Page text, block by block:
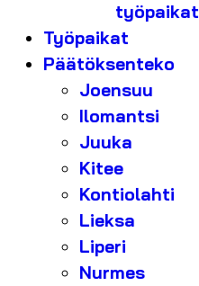
työpaikat
Työpaikat
Päätöksenteko
Joensuu
Ilomantsi
Juuka
Kitee
Kontiolahti
Lieksa
Liperi
Nurmes